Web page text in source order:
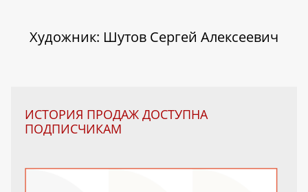
Художник: Шутов Сергей Алексеевич
ИСТОРИЯ ПРОДАЖ ДОСТУПНА
ПОДПИСЧИКАМ